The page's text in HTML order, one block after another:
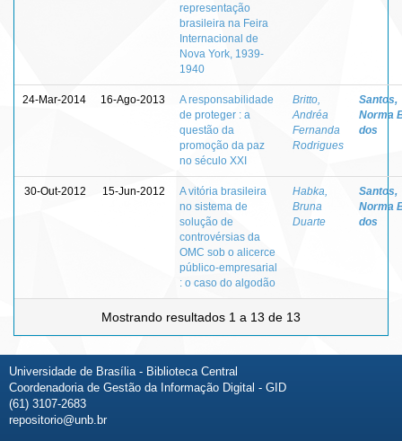
representação
brasileira na Feira
Internacional de
Nova York, 1939-
1940
24-Mar-2014 16-Ago-2013
A responsabilidade
de proteger : a
questão da
promoção da paz
no século XXI
Britto,
Andréa
Fernanda
Rodrigues
Santos,
Norma
dos
30-Out-2012 15-Jun-2012
A vitória brasileira
no sistema de
solução de
controvérsias da
OMC sob o alicerce
público-empresarial
: o caso do algodão
Habka,
Bruna
Duarte
Santos,
Norma
dos
Mostrando resultados 1 a 13 de 13
Universidade de Brasília - Biblioteca Central
Coordenadoria de Gestão da Informação Digital - GID
(61) 3107-2683
repositorio@unb.br